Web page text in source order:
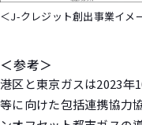
＜J-クレジット創出事業イメ
＜参考＞
港区と東京ガスは2023年
等に向けた包括連携協力協